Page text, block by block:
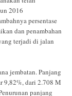
2016
persentase
dan penambahan
terjadi di jalan
jembatan. Panjang
9,82%, dari 2.708 M
panjang